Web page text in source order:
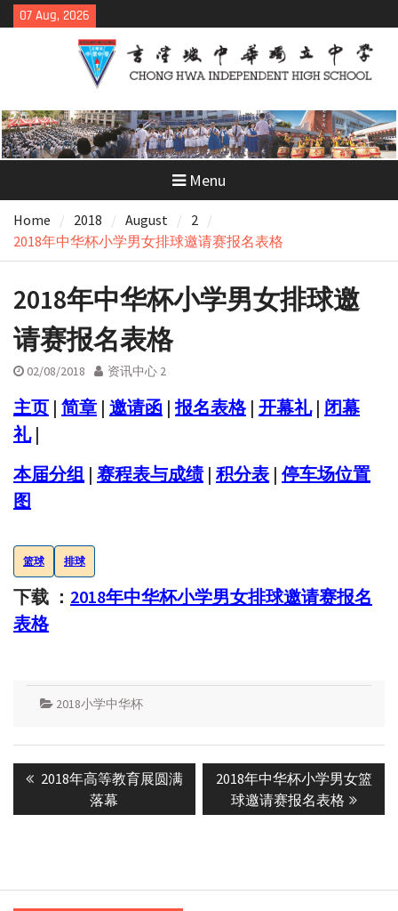
Skip
to
07 Aug, 2026
Menu
Home 2018 August
2
2018年中华杯小学男女排球邀请赛报名表格
2018年中华杯小学男女排球邀
请赛报名表格
02/08/2018 资讯中心 2
主页 | 简章 | 邀请函 | 报名表格| 开幕礼| 闭幕
礼|
本届分组 | 赛程表与成绩| 积分表 | 停车场位置
图
篮球 排球
下载 ： 2018年中华杯小学男女排球邀请赛报名
表格
2018小学中华杯
navigation
Previous
2018年高等教育展圆满
落幕
Next
post:
2018年中华杯小学男女篮
球邀请赛报名表格